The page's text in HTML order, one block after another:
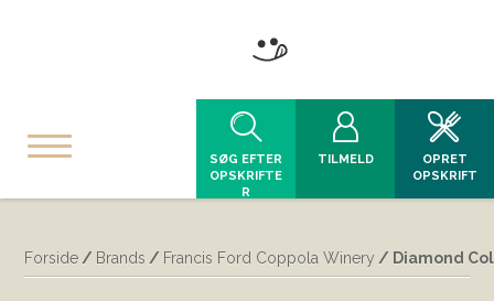
SØG EFTER
OPSKRIFTE
R
TILMELD
OPRET
OPSKRIFT
Forside / Brands / Francis Ford Coppola Winery / Diamond